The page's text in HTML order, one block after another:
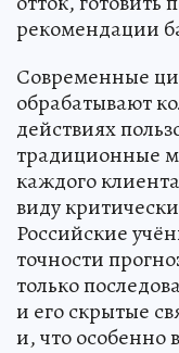
рекомендации
Современные
обрабатывают
действиях
традиционные
каждого
виду
Российские
точности
только
и его скрытые
и, что